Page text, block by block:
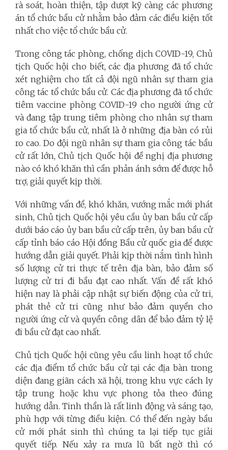
rà soát, hoàn thiện, tập dượt kỹ càng các phương
án tổ chức bầu cử nhằm bảo đảm các điều kiện tốt
nhất cho việc tổ chức bầu cử.
Trong công tác phòng, chống dịch COVID-19, Chủ
tịch Quốc hội cho biết, các địa phương đã tổ chức
xét nghiệm cho tất cả đội ngũ nhân sự tham gia
công tác tổ chức bầu cử. Các địa phương đã tổ chức
tiêm vaccine phòng COVID-19 cho người ứng cử
và đang tập trung tiêm phòng cho nhân sự tham
gia tổ chức bầu cử, nhất là ở những địa bàn có rủi
ro cao. Do đội ngũ nhân sự tham gia công tác bầu
cử rất lớn, Chủ tịch Quốc hội đề nghị địa phương
nào có khó khăn thì cần phản ánh sớm để được hỗ
trợ, giải quyết kịp thời.
Với những vấn đề, khó khăn, vướng mắc mới phát
sinh, Chủ tịch Quốc hội yêu cầu ủy ban bầu cử cấp
dưới báo cáo ủy ban bầu cử cấp trên, ủy ban bầu cử
cấp tỉnh báo cáo Hội đồng Bầu cử quốc gia để được
hướng dẫn giải quyết. Phải kịp thời nắm tình hình
số lượng cử tri thực tế trên địa bàn, bảo đảm số
lượng cử tri đi bầu đạt cao nhất. Vấn đề rất khó
hiện nay là phải cập nhật sự biến động của cử tri,
phát thẻ cử tri cũng như bảo đảm quyền cho
người ứng cử và quyền công dân để bảo đảm tỷ lệ
đi bầu cử đạt cao nhất.
Chủ tịch Quốc hội cũng yêu cầu linh hoạt tổ chức
các địa điểm tổ chức bầu cử tại các địa bàn trong
diện đang giãn cách xã hội, trong khu vực cách ly
tập trung hoặc khu vực phong tỏa theo đúng
hướng dẫn. Tinh thần là rất linh động và sáng tạo,
phù hợp với từng điều kiện. Có thể đến ngày bầu
cử mới phát sinh thì chúng ta lại tiếp tục giải
quyết tiếp. Nếu xảy ra mưa lũ bất ngờ thì có